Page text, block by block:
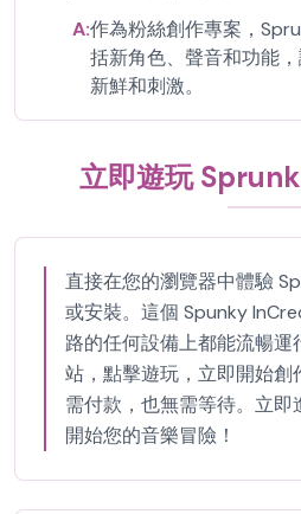
A:作為粉絲創作專案，
括新角色、聲音和功能
新鮮和刺激。
立即遊玩
直接在您的瀏覽器中體驗
或安裝。這個 Spunky
路的任何設備上都能流暢
站，點擊遊玩，立即開始
需付款，也無需等待。立即
開始您的音樂冒險！